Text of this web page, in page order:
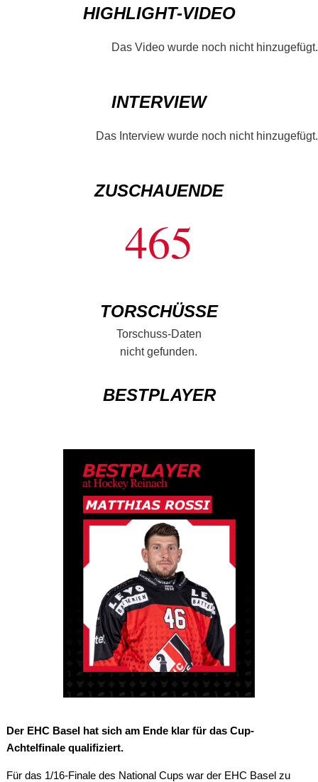
Der EHC Basel hat sich am Ende klar für das Cup-
Achtelfinale qualifiziert.
Für das 1/16-Finale des National Cups war der EHC Basel zu
HIGHLIGHT-VIDEO
Das Video wurde noch nicht hinzugefügt.
INTERVIEW
Das Interview wurde noch nicht hinzugefügt.
ZUSCHAUENDE
465
TORSCHÜSSE
Torschuss-Daten
nicht gefunden.
BESTPLAYER